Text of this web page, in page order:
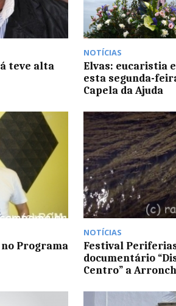
teve alta
NOTÍCIAS
Elvas: eucaristia
esta segunda-
Capela da Ajuda
Programa
NOTÍCIAS
Festival
documentário
Centro” a